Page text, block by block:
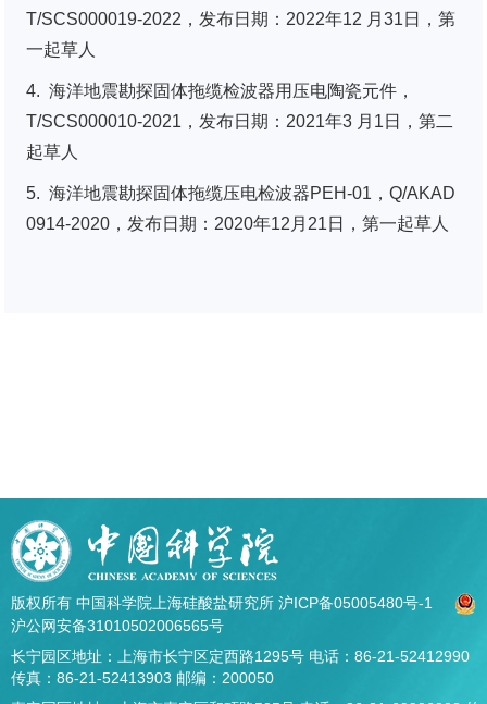
T/SCS000019-2022，发布日期：2022年12 月31日，第
一起草人
4. 海洋地震勘探固体拖缆检波器用压电陶瓷元件，
T/SCS000010-2021，发布日期：2021年3 月1日，第二
起草人
5. 海洋地震勘探固体拖缆压电检波器PEH-01，Q/AKAD
0914-2020，发布日期：2020年12月21日，第一起草人
版权所有 中国科学院上海硅酸盐研究所 沪ICP备05005480号-1
沪公网安备31010502006565号
长宁园区地址：上海市长宁区定西路1295号 电话：86-21-52412990
传真：86-21-52413903 邮编：200050